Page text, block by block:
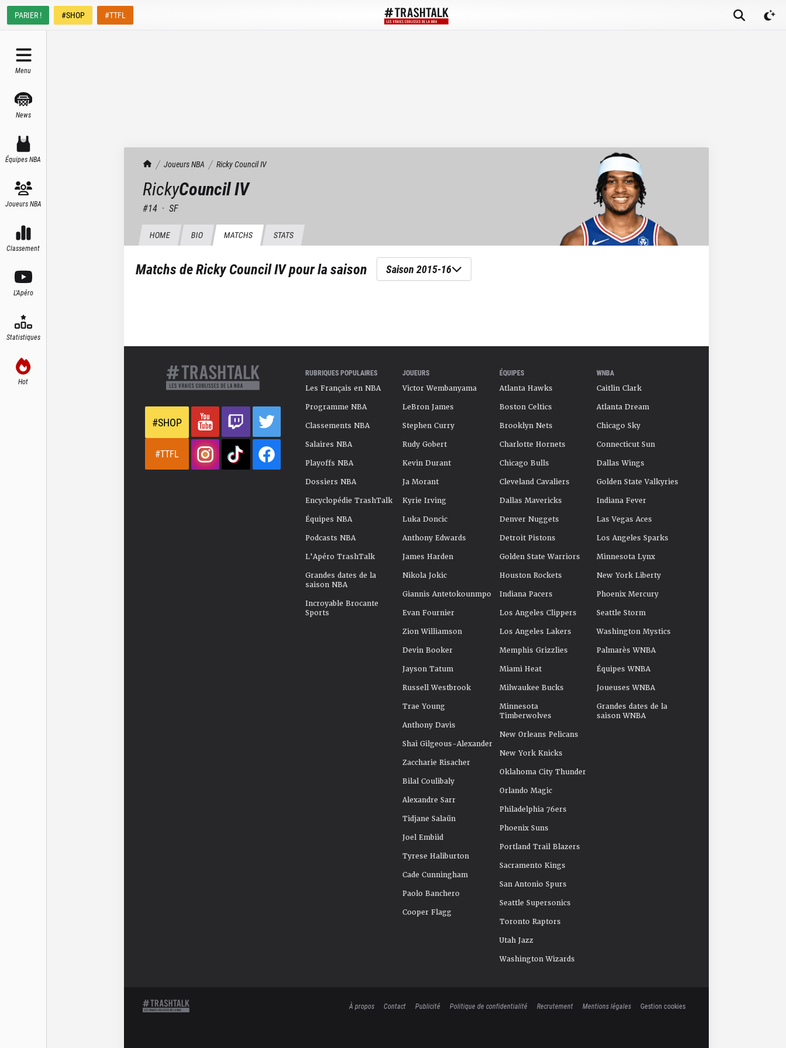
PARIER ! #SHOP #TTFL
Menu
News
Équipes NBA
Joueurs NBA
Classement
L'Apéro
Statistiques
Hot
TrashTalk Actu NBA
Joueurs NBA RickyCouncil IV
RickyCouncil IV
#14 · SF
HOME BIO MATCHS STATS
Matchs deRicky Council IVpour la saison Saison 2015-16
#SHOP
#TTFL
RUBRIQUES POPULAIRES
Les Français en NBA
Programme NBA
Classements NBA
Salaires NBA
Playoffs NBA
Dossiers NBA
Encyclopédie TrashTalk
Équipes NBA
Podcasts NBA
L'Apéro TrashTalk
Grandes dates de la
saison NBA
Incroyable Brocante
Sports
JOUEURS
Victor Wembanyama
LeBron James
Stephen Curry
Rudy Gobert
Kevin Durant
Ja Morant
Kyrie Irving
Luka Doncic
Anthony Edwards
James Harden
Nikola Jokic
Giannis Antetokounmpo
Evan Fournier
Zion Williamson
Devin Booker
Jayson Tatum
Russell Westbrook
Trae Young
Anthony Davis
Shai Gilgeous-Alexander
Zaccharie Risacher
Bilal Coulibaly
Alexandre Sarr
Tidjane Salaün
Joel Embiid
Tyrese Haliburton
Cade Cunningham
Paolo Banchero
Cooper Flagg
ÉQUIPES
Atlanta Hawks
Boston Celtics
Brooklyn Nets
Charlotte Hornets
Chicago Bulls
Cleveland Cavaliers
Dallas Mavericks
Denver Nuggets
Detroit Pistons
Golden State Warriors
Houston Rockets
Indiana Pacers
Los Angeles Clippers
Los Angeles Lakers
Memphis Grizzlies
Miami Heat
Milwaukee Bucks
Minnesota
Timberwolves
New Orleans Pelicans
New York Knicks
Oklahoma City Thunder
Orlando Magic
Philadelphia 76ers
Phoenix Suns
Portland Trail Blazers
Sacramento Kings
San Antonio Spurs
Seattle Supersonics
Toronto Raptors
Utah Jazz
Washington Wizards
WNBA
Caitlin Clark
Atlanta Dream
Chicago Sky
Connecticut Sun
Dallas Wings
Golden State Valkyries
Indiana Fever
Las Vegas Aces
Los Angeles Sparks
Minnesota Lynx
New York Liberty
Phoenix Mercury
Seattle Storm
Washington Mystics
Palmarès WNBA
Équipes WNBA
Joueuses WNBA
Grandes dates de la
saison WNBA
À propos Contact Publicité Politique de confidentialité Recrutement Mentions légales Gestion cookies